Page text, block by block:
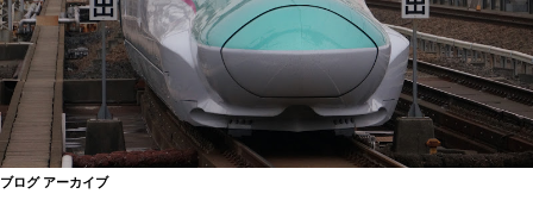
ブログ アーカイブ